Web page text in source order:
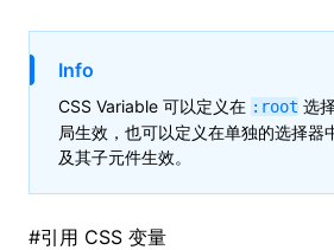
Info
CSS Variable 可以定义在 :root 选
局生效，也可以定义在单独的选择器
及其子元件生效。
#引用 CSS 变量